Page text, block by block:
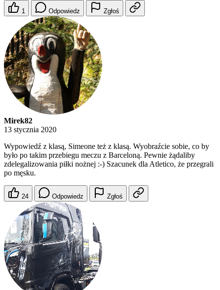
1 Odpowiedz Zgłoś
Mirek82
13 stycznia 2020
Wypowiedź z klasą, Simeone też z klasą. Wyobraźcie sobie, co by
było po takim przebiegu meczu z Barceloną. Pewnie żądaliby
zdelegalizowania piłki nożnej :-) Szacunek dla Atletico, że przegrali
po męsku.
24 Odpowiedz Zgłoś